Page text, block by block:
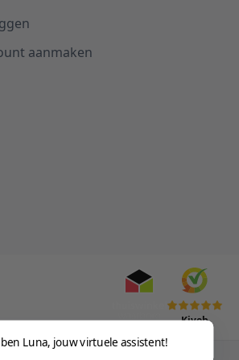
aanmaken
Kiyoh
Luna, jouw virtuele assistent!